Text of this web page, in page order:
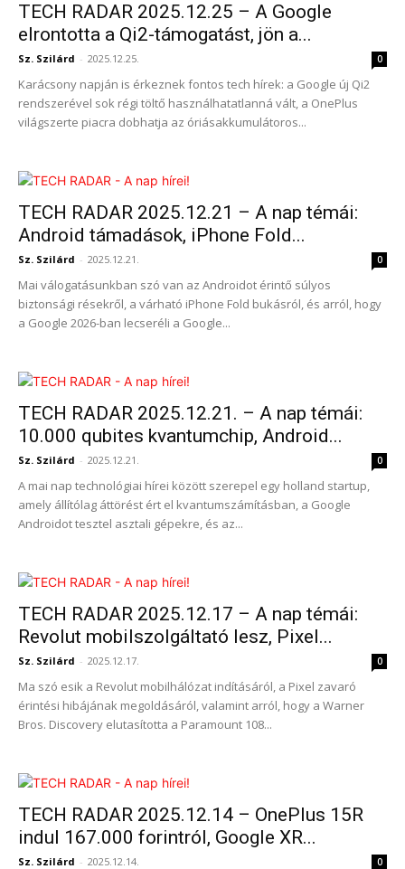
TECH RADAR 2025.12.25 – A Google
elrontotta a Qi2-támogatást, jön a...
Sz. Szilárd - 2025.12.25. 0
Karácsony napján is érkeznek fontos tech hírek: a Google új Qi2
rendszerével sok régi töltő használhatatlanná vált, a OnePlus
világszerte piacra dobhatja az óriásakkumulátoros...
TECH RADAR 2025.12.21 – A nap témái:
Android támadások, iPhone Fold...
Sz. Szilárd - 2025.12.21. 0
Mai válogatásunkban szó van az Androidot érintő súlyos
biztonsági résekről, a várható iPhone Fold bukásról, és arról, hogy
a Google 2026-ban lecseréli a Google...
TECH RADAR 2025.12.21. – A nap témái:
10.000 qubites kvantumchip, Android...
Sz. Szilárd - 2025.12.21. 0
A mai nap technológiai hírei között szerepel egy holland startup,
amely állítólag áttörést ért el kvantumszámításban, a Google
Androidot tesztel asztali gépekre, és az...
TECH RADAR 2025.12.17 – A nap témái:
Revolut mobilszolgáltató lesz, Pixel...
Sz. Szilárd - 2025.12.17. 0
Ma szó esik a Revolut mobilhálózat indításáról, a Pixel zavaró
érintési hibájának megoldásáról, valamint arról, hogy a Warner
Bros. Discovery elutasította a Paramount 108...
TECH RADAR 2025.12.14 – OnePlus 15R
indul 167.000 forintról, Google XR...
Sz. Szilárd - 2025.12.14. 0